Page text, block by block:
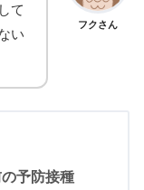
フクさん
て
い
予防接種